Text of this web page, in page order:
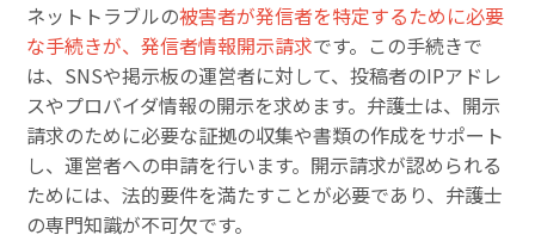
ネットトラブルの被害者が発信者を特定するために必要
な手続きが、発信者情報開示請求です。この手続きで
は、SNSや掲示板の運営者に対して、投稿者のIPアドレ
スやプロバイダ情報の開示を求めます。弁護士は、開示
請求のために必要な証拠の収集や書類の作成をサポート
し、運営者への申請を行います。開示請求が認められる
ためには、法的要件を満たすことが必要であり、弁護士
の専門知識が不可欠です。